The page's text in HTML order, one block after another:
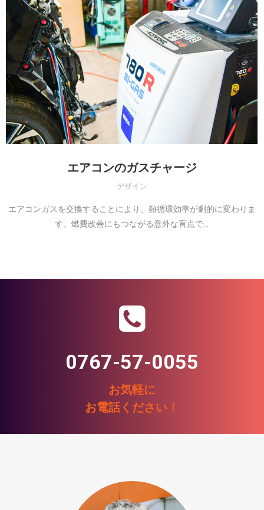
エアコンのガスチャージ
デザイン
エアコンガスを交換することにより、熱循環効率が劇的に変わりま
す。燃費改善にもつながる意外な盲点で…
0767-57-0055
お気軽に
お電話ください！